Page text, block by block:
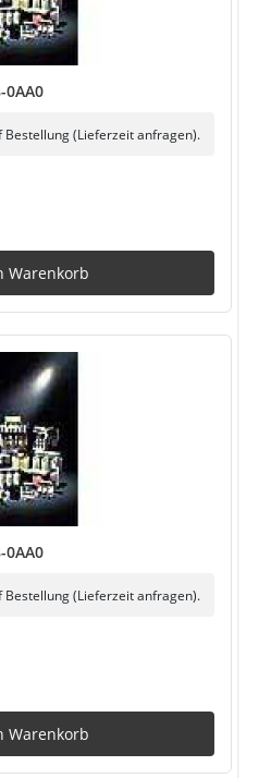
0AA0
Bestellung (Lieferzeit anfragen).
Warenkorb
0AA0
Bestellung (Lieferzeit anfragen).
Warenkorb